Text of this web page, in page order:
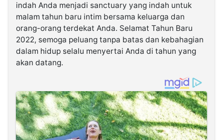
indah Anda menjadi sanctuary yang indah untuk
malam tahun baru intim bersama keluarga dan
orang-orang terdekat Anda. Selamat Tahun Baru
2022, semoga peluang tanpa batas dan kebahagian
dalam hidup selalu menyertai Anda di tahun yang
akan datang.